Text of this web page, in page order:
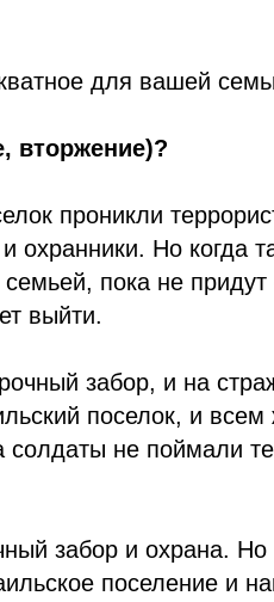
для вашей
вторжение)?
проникли
охранники. Но когда
пока не
выйти.
забор, и на
поселок, и
не поймали
забор и охрана. Но
поселение и